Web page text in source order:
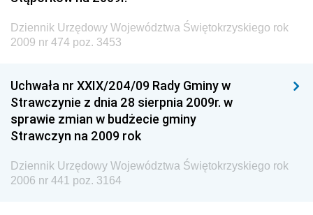
Dziennik Urzędowy Ministra Edukacji
Dziennik Urzędowy Ministra Przemysłu
Dziennik Urzędowy Ministra Finansów i Gospodarki
Dziennik Urzędowy Ministra do Spraw Unii
Dziennik Urzędowy Agencji Wywiadu
Dziennik Urzędowy Województwa Świętokrzyskiego rok
2009 nr 474 poz. 3453
Uchwała nr XXIX/204/09 Rady Gminy w
Strawczynie z dnia 28 sierpnia 2009r. w
sprawie zmian w budżecie gminy
Strawczyn na 2009 rok
Dziennik Urzędowy Województwa Świętokrzyskiego rok
2006 nr 441 poz. 3164